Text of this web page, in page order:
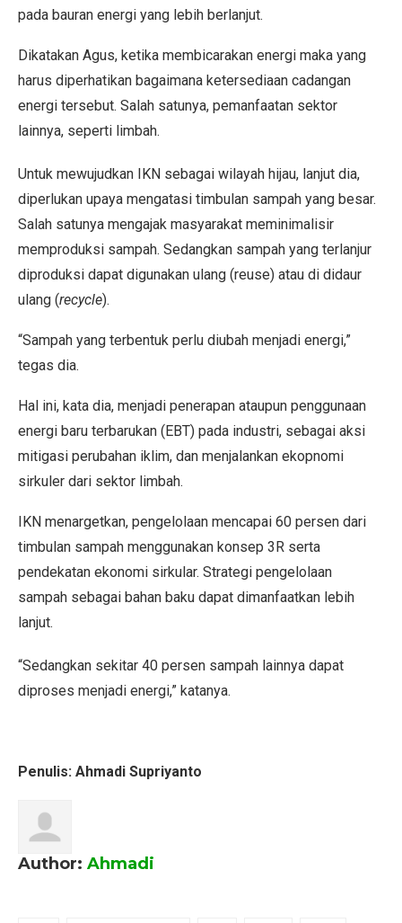
pada bauran energi yang lebih berlanjut.
Dikatakan Agus, ketika membicarakan energi maka yang
harus diperhatikan bagaimana ketersediaan cadangan
energi tersebut. Salah satunya, pemanfaatan sektor
lainnya, seperti limbah.
Untuk mewujudkan IKN sebagai wilayah hijau, lanjut dia,
diperlukan upaya mengatasi timbulan sampah yang besar.
Salah satunya mengajak masyarakat meminimalisir
memproduksi sampah. Sedangkan sampah yang terlanjur
diproduksi dapat digunakan ulang (reuse) atau di didaur
ulang (recycle).
“Sampah yang terbentuk perlu diubah menjadi energi,”
tegas dia.
Hal ini, kata dia, menjadi penerapan ataupun penggunaan
energi baru terbarukan (EBT) pada industri, sebagai aksi
mitigasi perubahan iklim, dan menjalankan ekopnomi
sirkuler dari sektor limbah.
IKN menargetkan, pengelolaan mencapai 60 persen dari
timbulan sampah menggunakan konsep 3R serta
pendekatan ekonomi sirkular. Strategi pengelolaan
sampah sebagai bahan baku dapat dimanfaatkan lebih
lanjut.
“Sedangkan sekitar 40 persen sampah lainnya dapat
diproses menjadi energi,” katanya.
Penulis: Ahmadi Supriyanto
Author: Ahmadi